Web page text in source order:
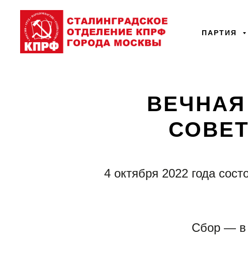
ПАРТИЯ
4 октября 2022 года
Сбор — в